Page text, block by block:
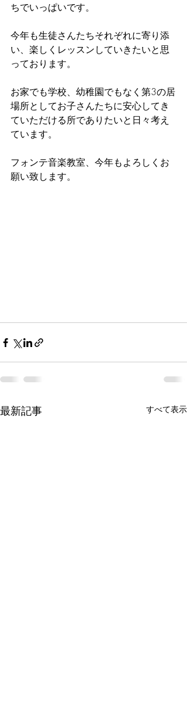
ちでいっぱいです。
今年も生徒さんたちそれぞれに寄り添
い、楽しくレッスンしていきたいと思
っております。
お家でも学校、幼稚園でもなく第3の居
場所としてお子さんたちに安心してき
ていただける所でありたいと日々考え
ています。
フォンテ音楽教室、今年もよろしくお
願い致します。
最新記事 すべて表示